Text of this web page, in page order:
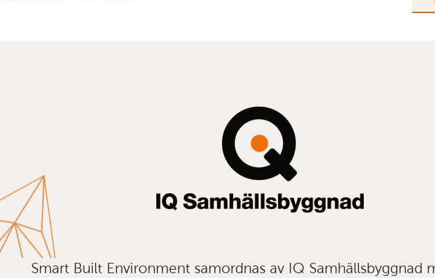
Smart Built Environment samordnas av IQ Samhällsbyggnad